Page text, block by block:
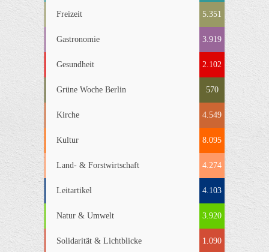
Freizeit 5.351
Gastronomie 3.919
Gesundheit 2.102
Grüne Woche Berlin 570
Kirche 4.549
Kultur 8.095
Land- & Forstwirtschaft 4.274
Leitartikel 4.103
Natur & Umwelt 3.920
Solidarität & Lichtblicke 1.090